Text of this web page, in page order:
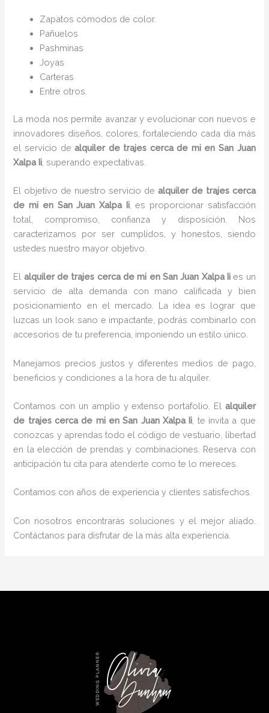
Zapatos cómodos de color.
Pañuelos
Pashminas
Joyas
Carteras
Entre otros.
La moda nos permite avanzar y evolucionar con nuevos e
innovadores diseños, colores, fortaleciendo cada día más
el servicio dealquiler de trajes cerca de mien San Juan
Xalpa Ii , superando expectativas.
El objetivo de nuestro servicio de alquiler de trajes cerca
de mi en San Juan Xalpa Ii, es proporcionar satisfacción
total, compromiso, confianza y disposición. Nos
caracterizamos por ser cumplidos, y honestos, siendo
ustedes nuestro mayor objetivo.
El alquiler de trajes cerca de mi en San Juan Xalpa Iies un
servicio de alta demanda con mano calificada y bien
posicionamiento en el mercado. La idea es lograr que
luzcas un look sano e impactante, podrás combinarlo con
accesorios de tu preferencia, imponiendo un estilo único.
Manejamos precios justos y diferentes medios de pago,
beneficios y condiciones a la hora de tu alquiler.
Contamos con un amplio y extenso portafolio. El alquiler
de trajes cerca de mi en San Juan Xalpa Ii , te invita a que
conozcas y aprendas todo el código de vestuario, libertad
en la elección de prendas y combinaciones. Reserva con
anticipación tu cita para atenderte como te lo mereces.
Contamos con años de experiencia y clientes satisfechos.
Con nosotros encontrarás soluciones y el mejor aliado.
Contáctanos para disfrutar de la más alta experiencia.